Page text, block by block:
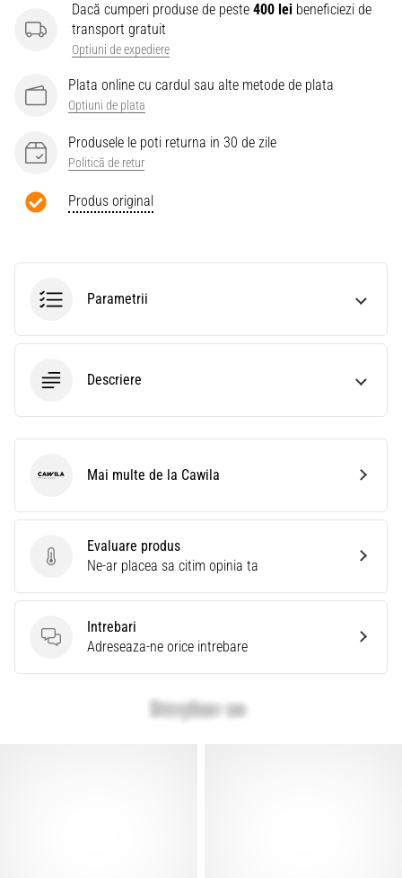
Dacă cumperi produse de peste 400 lei beneficiezi de
transport gratuit
Optiuni de expediere
Plata online cu cardul sau alte metode de plata
Optiuni de plata
Produsele le poti returna in 30 de zile
Politică de retur
Produs original
Parametrii
Descriere
Evaluare produs
Evaluare produs
Ne-ar placea sa citim opinia ta
Intrebari
Intrebari
Adreseaza-ne orice intrebare
Cawila Mai multe de la Cawila